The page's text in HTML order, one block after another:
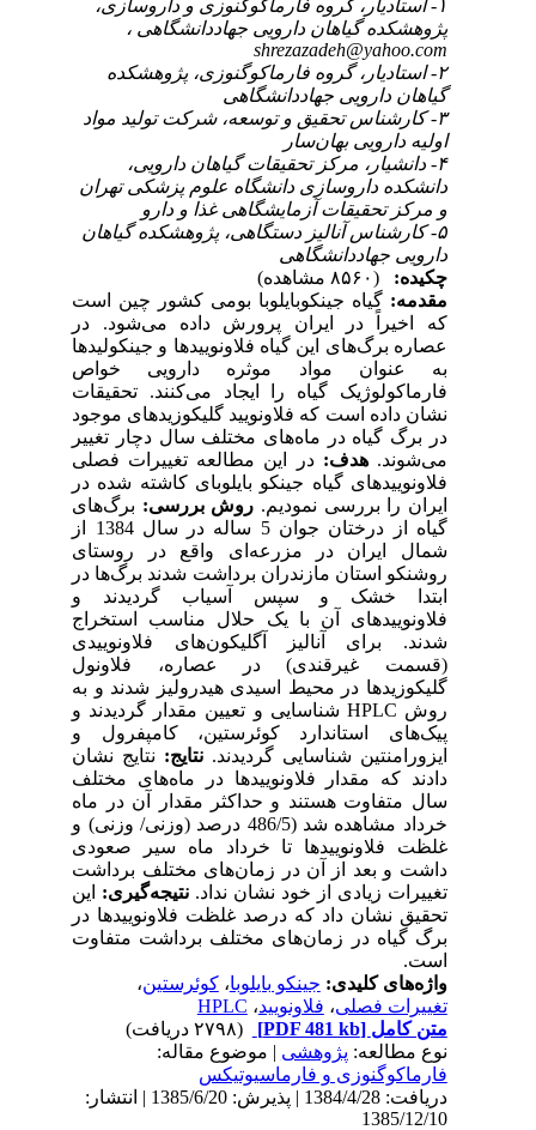
۱- استادیار، گروه فارماکوگنوزی و داروسازی،
پژوهشکده گیاهان دارویی جهاددانشگاهی ،
shrezazadeh@yahoo.com
۲- استادیار، گروه فارماکوگنوزی، پژوهشکده
گیاهان دارویی جهاددانشگاهی
۳- کارشناس تحقیق و توسعه، شرکت تولید مواد
اولیه دارویی بهان‌سار
۴- دانشیار، مرکز تحقیقات گیاهان دارویی،
دانشکده داروسازی دانشگاه علوم پزشکی تهران
و مرکز تحقیقات آزمایشگاهی غذا و دارو
۵- کارشناس آنالیز دستگاهی، پژوهشکده گیاهان
دارویی جهاددانشگاهی
چکیده:
(۸۵۶۰ مشاهده)
مقدمه:گیاه جینکوبایلوبا بومی کشور چین است
که اخیراً در ایران پرورش داده می‌شود. در
عصاره برگ‌های این گیاه فلاونوییدها و جینکولیدها
به عنوان مواد موثره دارویی خواص
فارماکولوژیک گیاه را ایجاد می‌کنند. تحقیقات
نشان داده است که فلاونویید گلیکوزیدهای موجود
در برگ گیاه در ماه‌های مختلف سال دچار تغییر
می‌شوند.هدف:در این مطالعه تغییرات فصلی
فلاونوییدهای گیاه جینکو بایلوبای کاشته شده در
ایران را بررسی نمودیم.روش بررسی:برگ‌های
گیاه از درختان جوان 5 ساله در سال 1384 از
شمال ایران در مزرعه‌ای واقع در روستای
روشنکو استان مازندران برداشت شدند برگ‌ها در
ابتدا خشک و سپس آسیاب گردیدند و
فلاونوییدهای آن با یک حلال مناسب استخراج
شدند. برای آنالیز آگلیکون‌های فلاونوییدی
(قسمت غیرقندی) در عصاره، فلاونول
گلیکوزیدها در محیط اسیدی هیدرولیز شدند و به
روش HPLC شناسایی و تعیین مقدار گردیدند و
پیک‌های استاندارد کوئرستین، کامپفرول و
ایزورامنتین شناسایی گردیدند.نتایج:نتایج نشان
دادند که مقدار فلاونوییدها در ماه‌های مختلف
سال متفاوت هستند و حداکثر مقدار آن در ماه
خرداد مشاهده شد (486/5 درصد (وزنی/ وزنی) و
غلظت فلاونوییدها تا خرداد ماه سیر صعودی
داشت و بعد از آن در زمان‌های مختلف برداشت
تغییرات زیادی از خود نشان نداد.نتیجه‌گیری:این
تحقیق نشان داد که درصد غلظت فلاونوییدها در
برگ گیاه در زمان‌های مختلف برداشت متفاوت
است.
واژه‌های کلیدی:جینکو بایلوبا،کوئرستین،
تغییرات فصلی،فلاونویید،HPLC
متن کامل[PDF 481 kb]
(۲۷۹۸ دریافت)
نوع مطالعه:پژوهشی| موضوع مقاله:
فارماكوگنوزی و فارماسيوتيكس
دریافت: 1384/4/28 | پذیرش: 1385/6/20 | انتشار:
1385/12/10